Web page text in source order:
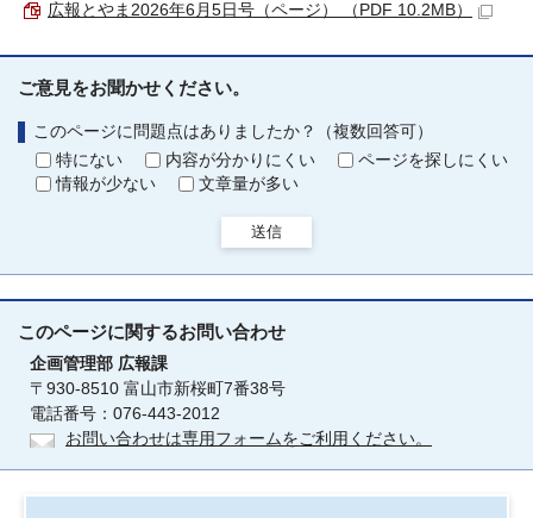
広報とやま2026年6月5日号（ページ） （PDF 10.2MB）
ご意見をお聞かせください。
このページに問題点はありましたか？（複数回答可）
特にない
内容が分かりにくい
ページを探しにくい
情報が少ない
文章量が多い
送信
このページに関するお問い合わせ
企画管理部 広報課
〒930-8510 富山市新桜町7番38号
電話番号：076-443-2012
お問い合わせは専用フォームをご利用ください。